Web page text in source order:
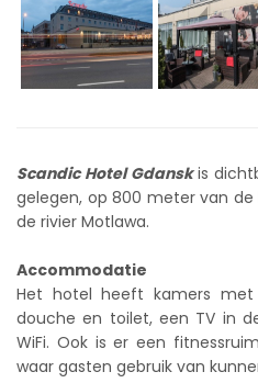
Scandic Hotel Gdanskis
gelegen, op 800 meter van
de rivier Motlawa.
Accommodatie
Het hotel heeft kamers
douche en toilet, een TV in
WiFi. Ook is er een
waar gasten gebruik van